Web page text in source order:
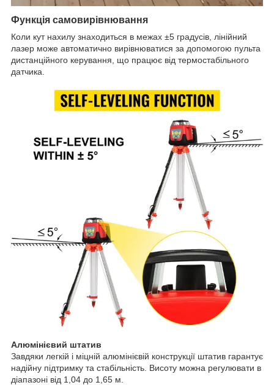
Функція самовирівнювання
Коли кут нахилу знаходиться в межах ±5 градусів,​ лінійний
лазер може автоматично вирівнюватися за допомогою пульта
дистанційного керування,​ що працює від термостабільного
датчика.
Алюмінієвий штатив
Завдяки легкій і міцній алюмінієвій конструкції штатив гарантує
надійну підтримку та стабільність.​ Висоту можна регулювати в
діапазоні від 1,04 до 1,65 м.